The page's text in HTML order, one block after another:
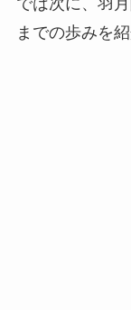
では次に、羽
までの歩みを紹